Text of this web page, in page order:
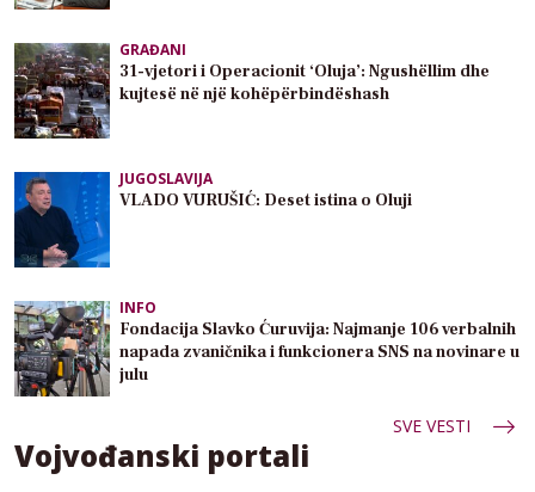
GRAĐANI
31-vjetori i Operacionit ‘Oluja’: Ngushëllim dhe
kujtesë në një kohëpërbindëshash
JUGOSLAVIJA
VLADO VURUŠIĆ: Deset istina o Oluji
INFO
Fondacija Slavko Ćuruvija: Najmanje 106 verbalnih
napada zvaničnika i funkcionera SNS na novinare u
julu
SVE VESTI
Vojvođanski portali